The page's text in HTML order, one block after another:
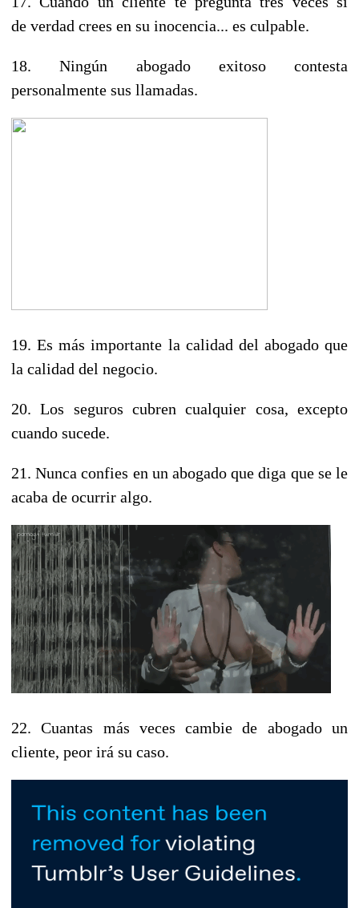
de verdad crees en su inocencia... es culpable.
18. Ningún abogado exitoso contesta
personalmente sus llamadas.
19. Es más importante la calidad del abogado que
la calidad del negocio.
20. Los seguros cubren cualquier cosa, excepto
cuando sucede.
21. Nunca confies en un abogado que diga que se le
acaba de ocurrir algo.
22. Cuantas más veces cambie de abogado un
cliente, peor irá su caso.